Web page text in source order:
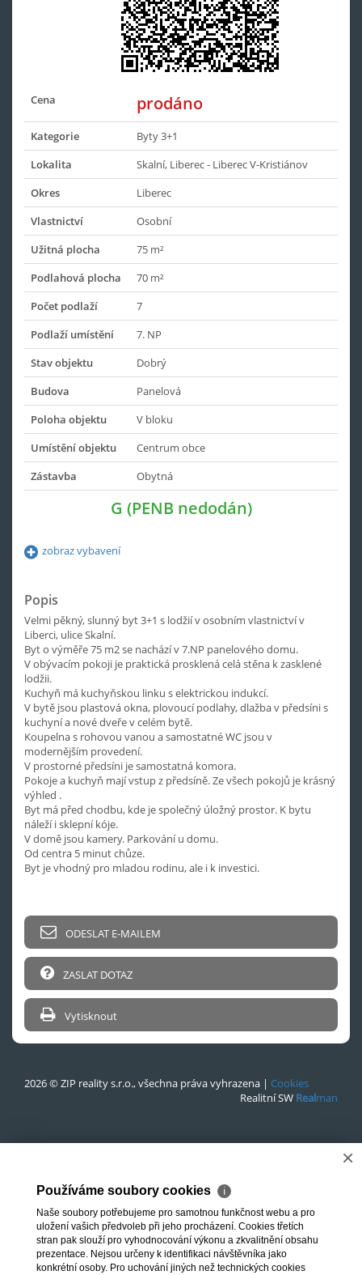
Cena prodáno
Kategorie
Byty 3+1
Lokalita
Skalní, Liberec - Liberec V-Kristiánov
Okres
Liberec
Vlastnictví
Osobní
Užitná plocha
75 m²
Podlahová plocha
70 m²
Počet podlaží
7
Podlaží umístění
7. NP
Stav objektu
Dobrý
Budova
Panelová
Poloha objektu
V bloku
Umístění objektu
Centrum obce
Zástavba
Obytná
G (PENB nedodán)
zobraz vybavení
Popis
Velmi pěkný, slunný byt 3+1 s lodžií v osobním vlastnictví v
Liberci, ulice Skalní.
Byt o výměře 75 m2 se nachází v 7.NP panelového domu.
V obývacím pokoji je praktická prosklená celá stěna k zasklené
lodžii.
Kuchyň má kuchyňskou linku s elektrickou indukcí.
V bytě jsou plastová okna, plovoucí podlahy, dlažba v předsíni s
kuchyní a nové dveře v celém bytě.
Koupelna s rohovou vanou a samostatné WC jsou v
modernějším provedení.
V prostorné předsíni je samostatná komora.
Pokoje a kuchyň mají vstup z předsíně. Ze všech pokojů je krásný
výhled .
Byt má před chodbu, kde je společný úložný prostor. K bytu
náleží i sklepní kóje.
V domě jsou kamery. Parkování u domu.
Od centra 5 minut chůze.
Byt je vhodný pro mladou rodinu, ale i k investici.
ODESLAT E-MAILEM
ZASLAT DOTAZ
Vytisknout
2026 © ZIP reality s.r.o., všechna práva vyhrazena | Cookies
Realitní SW Realman
×
Používáme soubory cookies ℹ
Naše soubory potřebujeme pro samotnou funkčnost webu a pro
uložení vašich předvoleb při jeho procházení. Cookies třetích
stran pak slouží pro vyhodnocování výkonu a zkvalitnění obsahu
prezentace. Nejsou určeny k identifikaci návštěvníka jako
konkrétní osoby. Pro uchování jiných než technických cookies